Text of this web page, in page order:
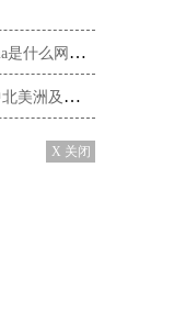
wcdma是什么意思中文翻译（wcdma是什么网络）
残阵卡塔尔0-4不敌巴拿马，止步中北美洲及加勒比金杯赛八强
X 关闭